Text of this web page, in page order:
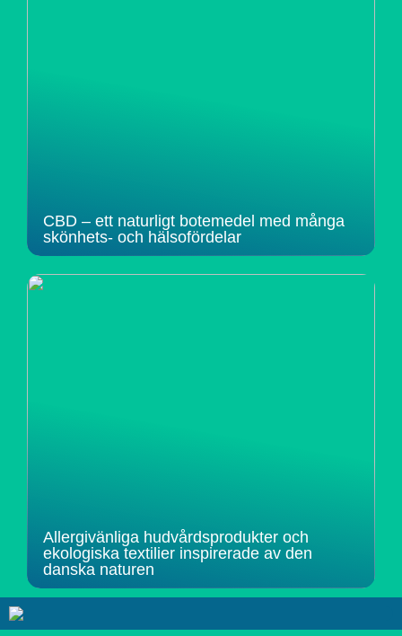
CBD – ett naturligt botemedel med många
skönhets- och hälsofördelar
Allergivänliga hudvårdsprodukter och
ekologiska textilier inspirerade av den
danska naturen